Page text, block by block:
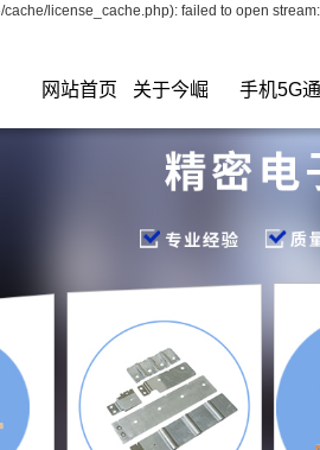
license_cache.php): failed to open
网站首页 关于今崛 手机5G